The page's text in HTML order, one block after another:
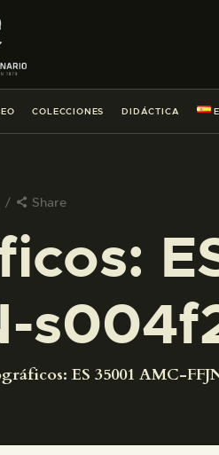
COLECCIONES DIDÁCTICA
Share
ES 35001 AMC-